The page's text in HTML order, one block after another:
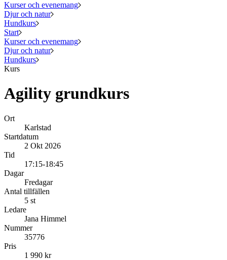
Kurser och evenemang
Djur och natur
Hundkurs
Start
Kurser och evenemang
Djur och natur
Hundkurs
Kurs
Agility grundkurs
Ort
Karlstad
Startdatum
2 Okt 2026
Tid
17:15-18:45
Dagar
Fredagar
Antal tillfällen
5 st
Ledare
Jana Himmel
Nummer
35776
Pris
1 990 kr